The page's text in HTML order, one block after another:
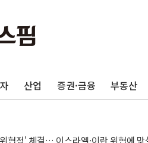
산업 증권·금융 부동산
준 금리 인상 가능성 낮아지며 상승…
에 9월 동결 전망 우세
…"이르면 다음 주"